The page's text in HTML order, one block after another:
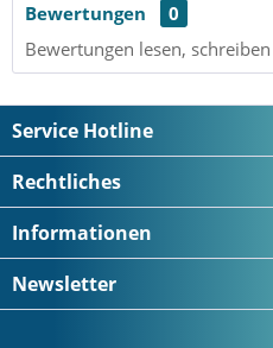
Bewertungen
0
Bewertungen lesen,
Service Hotline
Rechtliches
Informationen
Newsletter